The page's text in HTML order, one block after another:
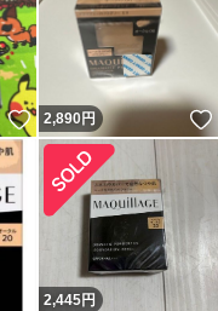
いいね！
2,890円
2,445円